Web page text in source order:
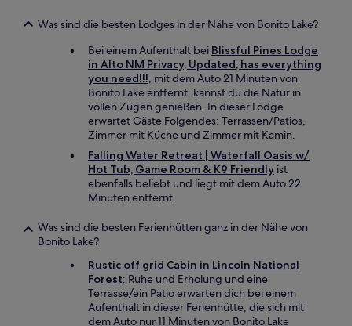
Was sind die besten Lodges in der Nähe von Bonito Lake?
Bei einem Aufenthalt bei Blissful Pines Lodge
in Alto NM Privacy, Updated, has everything
you need!!!, mit dem Auto 21 Minuten von
Bonito Lake entfernt, kannst du die Natur in
vollen Zügen genießen. In dieser Lodge
erwartet Gäste Folgendes: Terrassen/Patios,
Zimmer mit Küche und Zimmer mit Kamin.
Falling Water Retreat | Waterfall Oasis w/
Hot Tub, Game Room & K9 Friendly ist
ebenfalls beliebt und liegt mit dem Auto 22
Minuten entfernt.
Was sind die besten Ferienhütten ganz in der Nähe von
Bonito Lake?
Rustic off grid Cabin in Lincoln National
Forest: Ruhe und Erholung und eine
Terrasse/ein Patio erwarten dich bei einem
Aufenthalt in dieser Ferienhütte, die sich mit
dem Auto nur 11 Minuten von Bonito Lake